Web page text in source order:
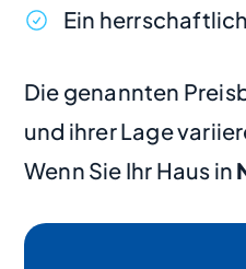
Ein
Die genannten
und ihrer Lage
Wenn Sie Ihr Haus in